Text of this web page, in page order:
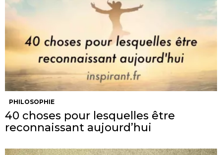
PHILOSOPHIE
40 choses pour lesquelles être
reconnaissant aujourd’hui